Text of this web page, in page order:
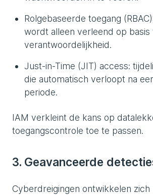
Rolgebaseerde toegang
wordt alleen verleend op
verantwoordelijkheid.
Just-in-Time (JIT) access:
die automatisch verloopt na
periode.
IAM verkleint de kans op
toegangscontrole toe te passen.
3. Geavanceerde
Cyberdreigingen ontwikkelen zich